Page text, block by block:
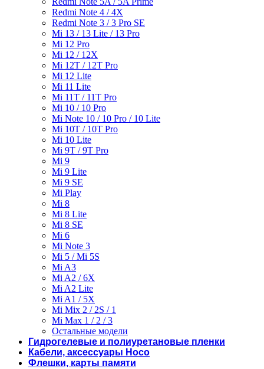
Redmi Note 4 / 4X
Redmi Note 3 / 3 Pro SE
Mi 13 / 13 Lite / 13 Pro
Mi 12 Pro
Mi 12 / 12X
Mi 12T / 12T Pro
Mi 12 Lite
Mi 11 Lite
Mi 11T / 11T Pro
Mi 10 / 10 Pro
Mi Note 10 / 10 Pro / 10 Lite
Mi 10T / 10T Pro
Mi 10 Lite
Mi 9T / 9T Pro
Mi 9
Mi 9 Lite
Mi 9 SE
Mi Play
Mi 8
Mi 8 Lite
Mi 8 SE
Mi 6
Mi Note 3
Mi 5 / Mi 5S
Mi A3
Mi A2 / 6X
Mi A2 Lite
Mi A1 / 5X
Mi Mix 2 / 2S / 1
Mi Max 1 / 2 / 3
Остальные модели
Гидрогелевые и полиуретановые пленки
Кабели, аксессуары Hoco
Флешки, карты памяти